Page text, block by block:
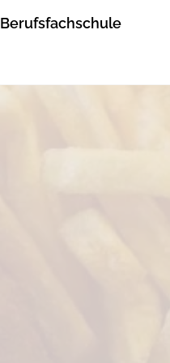
Berufsfachschule